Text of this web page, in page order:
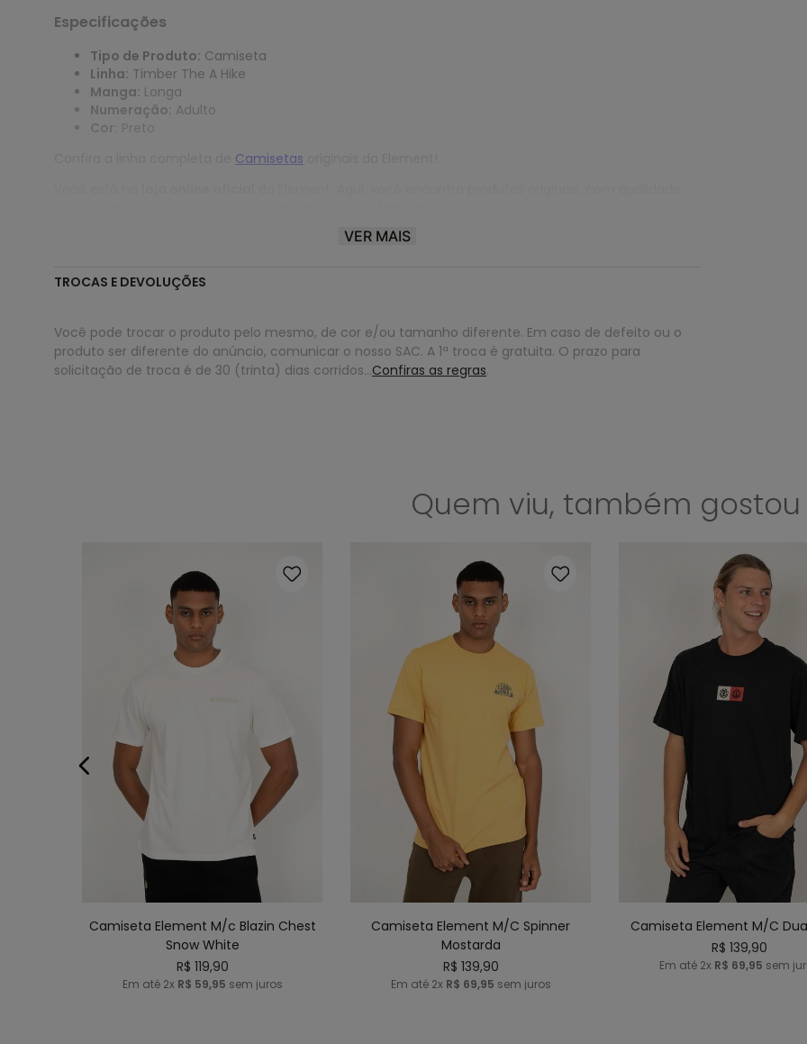
Especificações
Tipo de Produto: Camiseta
Linha: Timber The A Hike
Manga: Longa
Numeração: Adulto
Cor: Preto
Camisetas
VER MAIS
TROCAS E DEVOLUÇÕES
Você pode trocar o produto pelo mesmo, de cor e/ou tamanho diferente. Em caso de defeito ou o
produto ser diferente do anúncio, comunicar o nosso SAC. A 1ª troca é gratuita. O prazo para
solicitação de troca é de 30 (trinta) dias corridos...Confiras as regras.
Quem viu, também gostou
GG
ADICIONAR AO CARRINHO
Camiseta Element M/c Blazin Chest
Snow White
R$ 119,90
Em até 2x R$ 59,95 sem juros
M GG
ADICIONAR AO CARRINHO
Camiseta Element M/C Spinner
Mostarda
R$ 139,90
Em até 2x R$ 69,95 sem juros
G GG
ADICIONAR AO
Camiseta Element M/C
R$ 139,90
Em até 2x R$ 69,95 sem